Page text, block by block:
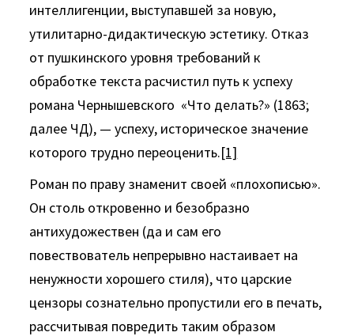
интеллигенции, выступавшей за новую,
утилитарно-дидактическую эстетику. Отказ
от пушкинского уровня требований к
обработке текста расчистил путь к успеху
романа Чернышевского «Что делать?» (1863;
далее ЧД), — успеху, ис­торическое значение
которого трудно переоценить.[1]
Роман по праву знаменит своей «плохописью».
Он столь откровенно и безобразно
антихудожествен (да и сам его
повествователь непрерывно настаивает на
ненужности хорошего стиля), что царские
цензоры сознательно пропустили его в пе­чать,
рассчитывая повредить таким образом